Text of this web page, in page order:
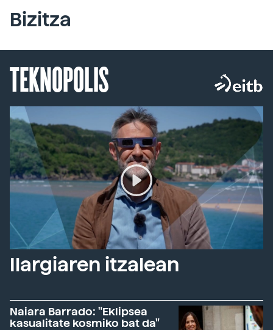
Bizitza
TEKNOPOLIS
Ilargiaren itzalean
Naiara Barrado: "Eklipsea
kasualitate kosmiko bat da"